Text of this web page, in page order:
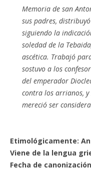
Memoria de san
sus padres,
siguiendo la
soledad de la
ascética. Trabajó
sostuvo a los
del emperador
contra los arrianos,
mereció ser
Etimológicamente:
Viene de la lengua
Fecha de